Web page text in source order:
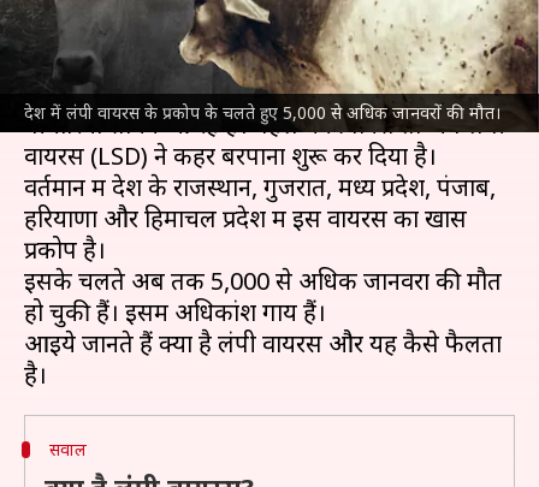
देश में लंपी वायरस के प्रकोप के चलते हुए 5,000 से अधिक जानवरों की मौत।
क्या है खबर?
कोरोना वायरसमहामारी के बाद देश में अब नई-नई
बीमारियां सामने आ रहे हैं। पहले मंकीपॉक्स तो अब लंपी
वायरस (LSD) ने कहर बरपाना शुरू कर दिया है।
वर्तमान में देश के राजस्थान, गुजरात, मध्य प्रदेश, पंजाब,
हरियाणा और हिमाचल प्रदेश में इस वायरस का खास
प्रकोप है।
इसके चलते अब तक 5,000 से अधिक जानवरों की मौत
हो चुकी हैं। इसमें अधिकांश गायें हैं।
आइये जानते हैं क्या है लंपी वायरस और यह कैसे फैलता
सवाल